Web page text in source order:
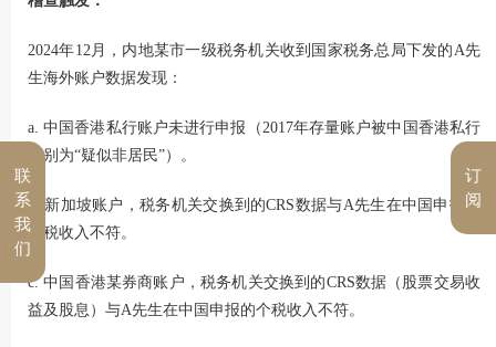
2024年12月，内地某市一级税务机关收到国家税务总局下发的A先
生海外账户数据发现：
a. 中国香港私行账户未进行申报（2017年存量账户被中国香港私行
识别为“疑似非居民”）。
b. 新加坡账户，税务机关交换到的CRS数据与A先生在中国申报的
个税收入不符。
c. 中国香港某券商账户，税务机关交换到的CRS数据（股票交易收
益及股息）与A先生在中国申报的个税收入不符。
订
阅
联
系
我
们